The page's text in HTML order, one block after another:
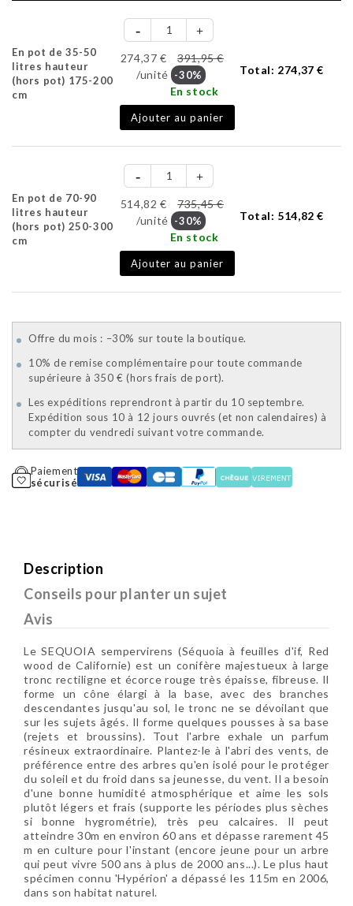
En pot de 35-50
litres hauteur
(hors pot) 175-200
cm
274,37 €
391,95 €
/unité -30%
En stock
Ajouter au panier
Total: 274,37 €
En pot de 70-90
litres hauteur
(hors pot) 250-300
cm
514,82 €
735,45 €
/unité -30%
En stock
Ajouter au panier
Total: 514,82 €
Offre du mois : –30% sur toute la boutique.
10% de remise complémentaire pour toute commande
supérieure à 350 € (hors frais de port).
Les expéditions reprendront à partir du 10 septembre.
Expédition sous 10 à 12 jours ouvrés (et non calendaires) à
compter du vendredi suivant votre commande.
Paiement
sécurisé
Description
Conseils pour planter un sujet
Avis
Le SEQUOIA sempervirens (Séquoia à feuilles d'if, Red
wood de Californie) est un conifère majestueux à large
tronc rectiligne et écorce rouge très épaisse, fibreuse. Il
forme un cône élargi à la base, avec des branches
descendantes jusqu'au sol, le tronc ne se dévoilant que
sur les sujets âgés. Il forme quelques pousses à sa base
(rejets et broussins). Tout l'arbre exhale un parfum
résineux extraordinaire. Plantez-le à l'abri des vents, de
préférence entre des arbres qu'en isolé pour le protéger
du soleil et du froid dans sa jeunesse, du vent. Il a besoin
d'une bonne humidité atmosphérique et aime les sols
plutôt légers et frais (supporte les périodes plus sèches
si bonne hygrométrie), très peu calcaires. Il peut
atteindre 30m en environ 60 ans et dépasse rarement 45
m en culture pour l'instant (encore jeune pour un arbre
qui peut vivre 500 ans à plus de 2000 ans...). Le plus haut
spécimen connu 'Hypérion' a dépassé les 115m en 2006,
dans son habitat naturel.